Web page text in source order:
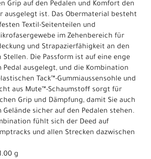
Grip auf den Pedalen und Komfort den
ausgelegt ist. Das Obermaterial besteht
Textil-Seitenteilen und
im Zehenbereich für
und Strapazierfähigkeit an den
Die Passform ist auf eine enge
Pedal ausgelegt, und die Kombination
Tack™-Gummiaussensohle und
aus Mute™-Schaumstoff sorgt für
Grip und Dämpfung, damit Sie auch
Gelände sicher auf den Pedalen stehen.
fühlt sich der Deed auf
und allen Strecken dazwischen
g